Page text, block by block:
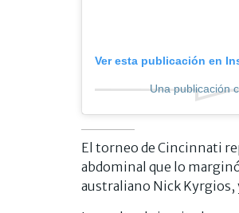
Ver esta publicación en
Una publicación
El torneo de Cincinnati
abdominal que lo
australiano Nick Kyrgios,